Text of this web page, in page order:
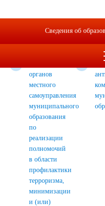
Законодательство
органов
местного
самоуправления
муниципального
образования
по
реализации
полномочий
в области
профилактики
терроризма,
минимизации
и (или)
Сведения об